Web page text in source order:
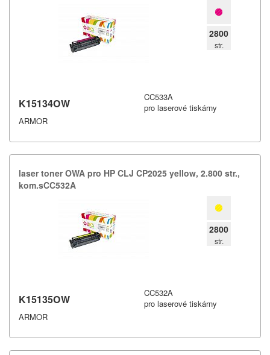
2800
str.
K15134OW
ARMOR
CC533A
pro laserové tiskárny
laser toner OWA pro HP CLJ CP2025 yellow,​ 2.​800 str.​,​
kom.​sCC532A
2800
str.
K15135OW
ARMOR
CC532A
pro laserové tiskárny